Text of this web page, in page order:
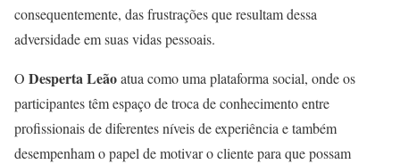
consequentemente, das frustrações que resultam dessa
adversidade em suas vidas pessoais.
O Desperta Leãoatua como uma plataforma social, onde os
participantes têm espaço de troca de conhecimento entre
profissionais de diferentes níveis de experiência e também
desempenham o papel de motivar o cliente para que possam